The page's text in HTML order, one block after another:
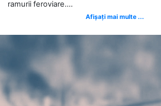
ramurii feroviare....
Afișați mai multe ...